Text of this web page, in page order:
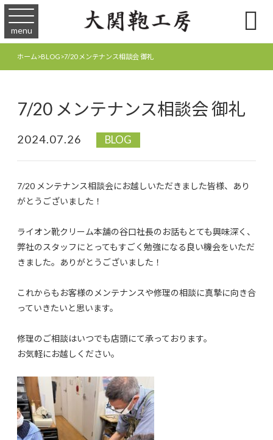
menu 
ホーム>BLOG>7/20 メンテナンス相談会 御礼
7/20 メンテナンス相談会 御礼
2024.07.26 BLOG
7/20 メンテナンス相談会にお越しいただきました皆様、あり
がとうございました！
ライオン靴クリーム本舗の谷口社長のお話もとても興味深く、
弊社のスタッフにとってもすごく勉強になる良い機会をいただ
きました。ありがとうございました！
これからもお客様のメンテナンスや修理の相談に真摯に向き合
っていきたいと思います。
修理のご相談はいつでも店頭にて承っております。
お気軽にお越しください。